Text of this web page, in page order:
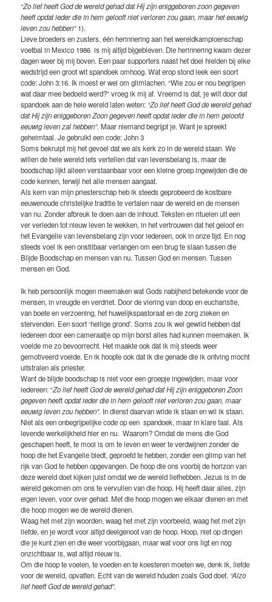
“Zo lief heeft God de wereld gehad dat Hij zijn eniggeboren zoon gegeven
heeft opdat ieder die in hem gelooft niet verloren zou gaan, maar het eeuwig
leven zou hebben”1).
Lieve broeders en zusters, één herinnering aan het wereldkampioenschap
voetbal in Mexico 1986 is mij altijd bijgebleven. Die herinnering kwam dezer
dagen weer bij mij boven. Een paar supporters naast het doel hielden bij elke
wedstrijd een groot wit spandoek omhoog. Wat erop stond leek een soort
code: John 3:16. Ik moest er wel om glimlachen. “Wie zou er nou begrijpen
wat daar mee bedoeld werd?” vroeg ik mij af. Vreemd is dat, je wilt door dat
spandoek aan de hele wereld laten weten: “Zo lief heeft God de wereld gehad
dat Hij zijn eniggeboren Zoon gegeven heeft opdat ieder die in hem geloofd
eeuwig leven zal hebben”. Maar niemand begrijpt je. Want je spreekt
geheimtaal. Je gebruikt een code: John 3
Soms bekruipt mij het gevoel dat we als kerk zo in de wereld staan. We
willen de hele wereld iets vertellen dat van levensbelang is, maar de
boodschap lijkt alleen verstaanbaar voor een kleine groep ingewijden die de
code kennen, terwijl het alle mensen aangaat.
Als kern van mijn priesterschap heb ik steeds geprobeerd de kostbare
eeuwenoude christelijke traditie te vertalen naar de wereld en de mensen
van nu. Zonder afbreuk te doen aan de inhoud. Teksten en rituelen uit een
ver verleden tot nieuw leven te wekken, in het vertrouwen dat het geloof en
het Evangelie van levensbelang zijn voor iedereen, ook in onze tijd. En nog
steeds voel ik een onstilbaar verlangen om een brug te slaan tussen die
Blijde Boodschap en mensen van nu. Tussen God en mensen. Tussen
mensen en God.
Ik heb persoonlijk mogen meemaken wat Gods nabijheid betekende voor de
mensen, in vreugde en verdriet. Door de viering van doop en eucharistie,
van boete en verzoening, het huwelijkspastoraat en de zorg zieken en
stervenden. Een soort ‘heilige grond’. Soms zou ik wel gewild hebben dat
iedereen door een cameraatje op mijn borst alles had kunnen meemaken. Ik
voelde me zo bevoorrecht. Het maakte ook dat ik mij steeds weer
gemotiveerd voelde. En ik hoopte ook dat ik die genade die ik ontving mocht
uitstralen als priester.
Want de blijde boodschap is niet voor een groepje ingewijden, maar voor
iedereen: “Zo lief heeft God de wereld gehad dat Hij zijn eniggeboren Zoon
gegeven heeftopdat ieder die in hem gelooft niet verloren zou gaan, maar
eeuwig leven zou hebben”. In dienst daarvan wilde ik staan en wil ik staan.
Niet als een onbegrijpelijke code op een spandoek, maar in klare taal. Als
levende werkelijkheid hier en nu. Waarom? Omdat de mens die God
geschapen heeft, te mooi is om te leven en weer te verdwijnen zonder de
hoop die het Evangelie biedt, geproefd te hebben, zonder een glimp van het
rijk van God te hebben opgevangen. De hoop die ons voorbij de horizon van
deze wereld doet kijken juist omdat we de wereld liefhebben. Jezus is in de
wereld gekomen om ons te vervullen van die hoop. Hij heeft daar alles, zijn
eigen leven, voor over gehad. Met die hoop mogen we elkaar dienen en met
die hoop mogen we de wereld dienen.
Waag het met zijn woorden, waag het met zijn voorbeeld, waag het met zijn
liefde, en je wordt voor altijd deelgenoot van de hoop. Hoop, niet op dingen
die je kunt zien en die weer voorbijgaan, maar wat voor ons ligt en nog
onzichtbaar is, wat altijd nieuw is.
Om die hoop te voelen, te voeden en te koesteren moeten we, denk ik, liefde
voor de wereld, opvatten. Echt van de wereld hóuden zoals God doet. “Alzo
lief heeft God de wereld gehad”.